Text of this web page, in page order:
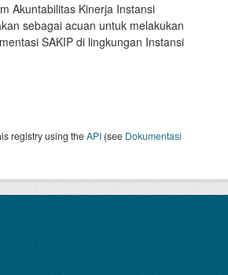
Akuntabilitas Kinerja Instansi
sebagai acuan untuk melakukan
SAKIP di lingkungan Instansi
registry using theAPI (see Dokumentasi